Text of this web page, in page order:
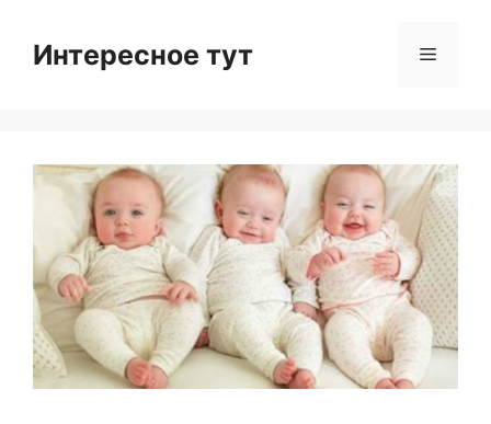
contentИнтересное тут Menu